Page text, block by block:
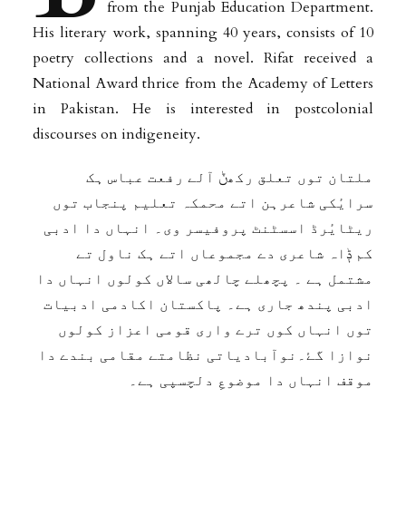
from the Punjab Education Department.
His literary work, spanning 40 years, consists of 10
poetry collections and a novel. Rifat received a
National Award thrice from the Academy of Letters
in Pakistan. He is interested in postcolonial
discourses on indigeneity.
ملتان توں تعلق رکھݨ آلے رفعت عباس ہک
سرایٔکی شاعرہن اتے محمکہ تعلیم پنجاب توں
ریٹایٔرڈ اسسٹنٹ پروفیسر وی۔ انہاں دا ادبی
کم ݙاہ شاعری دے مجموعاں اتے ہک ناول تے
مشتمل ہے ۔ پچھلے چالھی سالاں کولوں انہاں دا
ادبی پندھ جاری ہے۔ پاکستان اکادمی ادبیات
توں انہاں کوں ترے واری قومی اعزاز کولوں
نوازا گۓ۔نوآبادیاتی نظامتے مقامی بندے دا
موقف انہاں دا موضوعِ دلچسپی ہے۔